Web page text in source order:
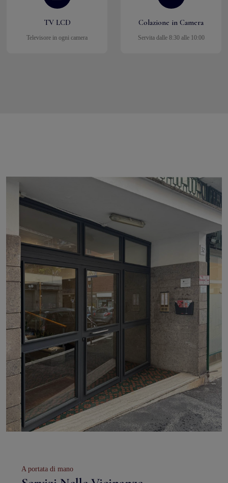
TV LCD
Televisore in ogni camera
Colazione in Camera
Servita dalle 8:30 alle 10:00
A portata di mano